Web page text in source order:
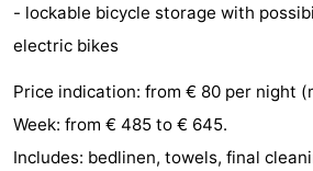
Musées
Monuments
-
- lockable bicycle storage with
electric bikes
Price indication: from € 80 per night
Week: from € 485 to € 645.
Includes: bedlinen, towels, final